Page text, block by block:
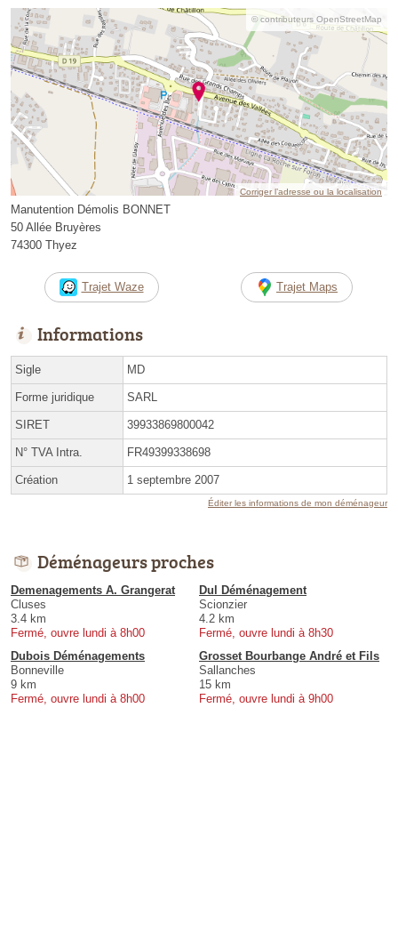
© contributeurs OpenStreetMap
Corriger l’adresse ou la localisation
Manutention Démolis BONNET
50 Allée Bruyères
74300 Thyez
Trajet Waze Trajet Maps
Informations
Sigle MD
Forme juridique SARL
SIRET 39933869800042
N° TVA Intra. FR49399338698
Création 1 septembre 2007
Éditer les informations de mon déménageur
Déménageurs proches
Demenagements A. Grangerat
Cluses
3.4 km
Fermé, ouvre lundi à 8h00
Dul Déménagement
Scionzier
4.2 km
Fermé, ouvre lundi à 8h30
Dubois Déménagements
Bonneville
9 km
Fermé, ouvre lundi à 8h00
Grosset Bourbange André et Fils
Sallanches
15 km
Fermé, ouvre lundi à 9h00